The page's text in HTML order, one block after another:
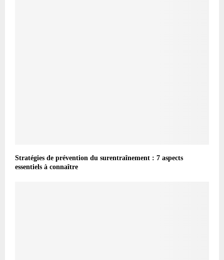
Stratégies de prévention du surentraînement : 7 aspects
essentiels à connaître